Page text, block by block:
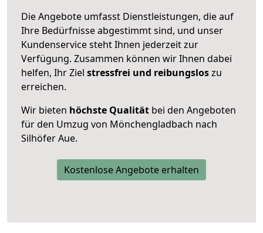
Die Angebote umfasst Dienstleistungen, die auf
Ihre Bedürfnisse abgestimmt sind, und unser
Kundenservice steht Ihnen jederzeit zur
Verfügung. Zusammen können wir Ihnen dabei
helfen, Ihr Ziel stressfrei und reibungsloszu
erreichen.
Wir bieten höchste Qualität bei den Angeboten
für den Umzug von Mönchengladbach nach
Silhöfer Aue.
Kostenlose Angebote erhalten